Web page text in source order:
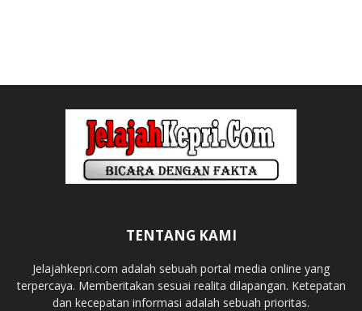
TENTANG KAMI
Jelajahkepri.com adalah sebuah portal media online yang
terpercaya. Memberitakan sesuai realita dilapangan. Ketepatan
dan kecepatan informasi adalah sebuah prioritas.